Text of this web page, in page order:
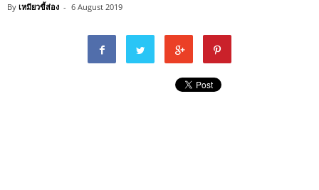
By เหมียวขี้ส่อง - 6 August 2019